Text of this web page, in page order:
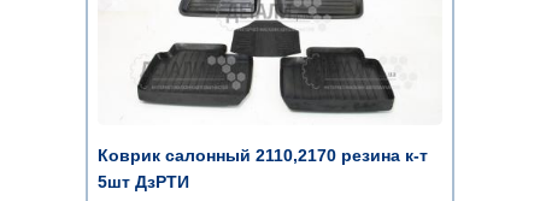
Коврик салонный 2110,2170 резина к-т
5шт ДзРТИ